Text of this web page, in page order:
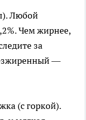
Любой
Чем жирнее,
за
—
(с горкой).